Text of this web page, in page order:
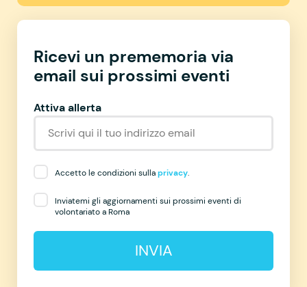
Ricevi un prememoria via
email sui prossimi eventi
Attiva allerta
Accetto le condizioni sullaprivacy.
Inviatemi gli aggiornamenti sui prossimi eventi di
volontariato a Roma
INVIA